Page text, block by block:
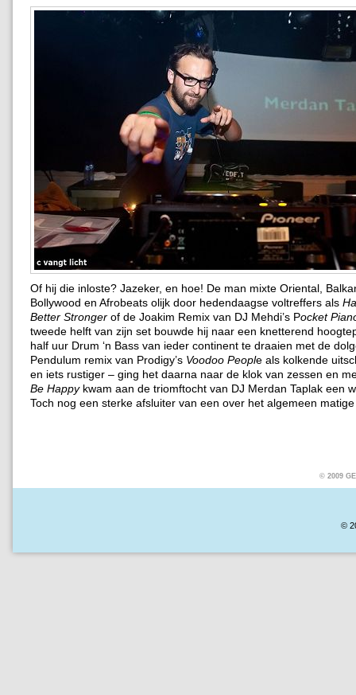
Of hij die inloste? Jazeker, en hoe! De man mixte Oriental,
Bollywood en Afrobeats olijk door hedendaagse voltreffers als
Better Stronger of de Joakim Remix van DJ Mehdi’s Pocket
tweede helft van zijn set bouwde hij naar een knetterend
half uur Drum ‘n Bass van ieder continent te draaien met de
Pendulum remix van Prodigy’s Voodoo People als kolkende
en iets rustiger – ging het daarna naar de klok van zessen en
Be Happykwam aan de triomftocht van DJ Merdan Taplak een
Toch nog een sterke afsluiter van een over het algemeen
© 2009
©